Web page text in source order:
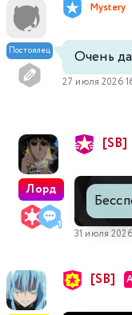
Постоялец
Mystery
Очень
27 июля 2026
Лорд
[SB]
31 июля
[SB]